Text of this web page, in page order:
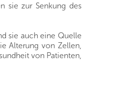
sie zur Senkung des
sie auch eine Quelle
Alterung von Zellen,
von Patienten,